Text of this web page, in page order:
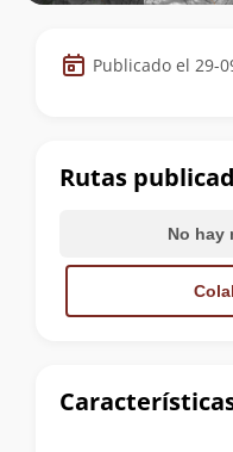
Datos
de
cumbre
Publicado el 29-
Rutas
No hay